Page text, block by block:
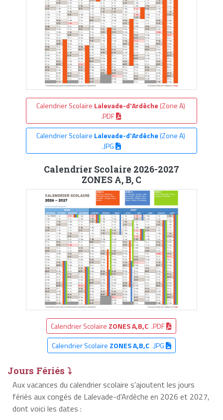
Calendrier Scolaire Lalevade-d'Ardèche (Zone A)
.PDF
Calendrier Scolaire Lalevade-d'Ardèche(Zone A)
.JPG
Calendrier Scolaire 2026-2027
ZONES A, B, C
Calendrier Scolaire ZONES A,B,C .PDF
Calendrier Scolaire ZONES A,B,C.JPG
Jours Fériés ⤵
Aux vacances du calendrier scolaire s’ajoutent les jours
fériés aux congés de Lalevade-d'Ardèche en 2026 et 2027,
dont voici les dates :